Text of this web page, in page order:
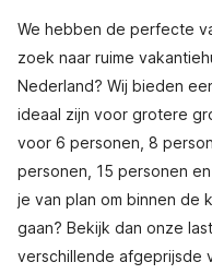
We hebben de perfecte
zoek naar ruime
Nederland? Wij bieden
ideaal zijn voor grotere
voor 6 personen, 8
personen, 15 personen
je van plan om binnen de
gaan? Bekijk dan onze
verschillende afgeprijsde